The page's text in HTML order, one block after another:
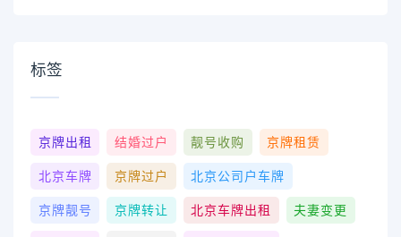
标签
京牌出租 结婚过户 靓号收购 京牌租赁
北京车牌 京牌过户 北京公司户车牌
京牌靓号 京牌转让 北京车牌出租 夫妻变更